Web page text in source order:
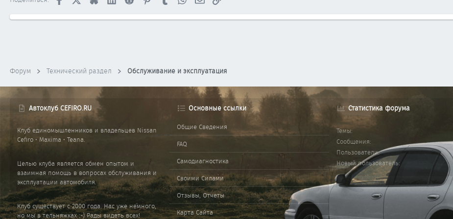
Форум Технический раздел Обслуживание и эксплуатация
Автоклуб CEFIRO.RU
Клуб единомышленников и владельцев Nissan
Cefiro • Maxima • Teana.
Целью клуба является обмен опытом и
взаимная помощь в вопросах обслуживания и
эксплуатации автомобиля.
Клуб существует с 2000 года. Нас уже немного,
но мы в тельняжках :-) Рады видеть всех!
Основные ссылки
Общие Сведения
FAQ
Самодиагностика
Своими Силами
Отзывы, Отчеты
Карта Сайта
Статистика форума
Темы
Сообщения
Пользователи
Новый пользователь